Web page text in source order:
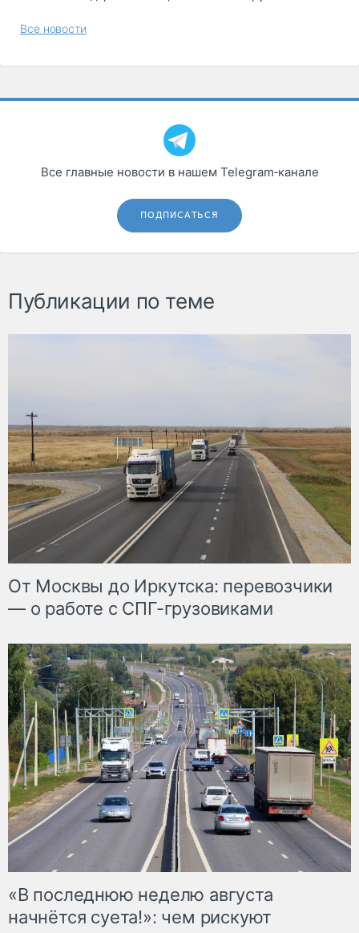
Все новости
Все главные новости в нашем Telegram‑канале
ПОДПИСАТЬСЯ
Публикации по теме
От Москвы до Иркутска: перевозчики
— о работе с СПГ-грузовиками
«В последнюю неделю августа
начнётся суета!»: чем рискуют